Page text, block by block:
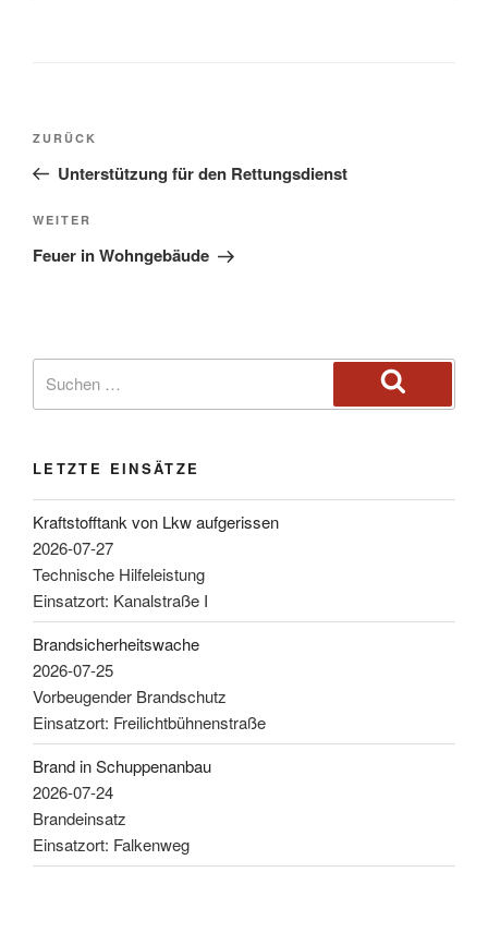
ZURÜCK
Unterstützung für den Rettungsdienst
WEITER
Feuer in Wohngebäude
LETZTE EINSÄTZE
Kraftstofftank von Lkw aufgerissen
2026-07-27
Technische Hilfeleistung
Einsatzort: Kanalstraße I
Brandsicherheitswache
2026-07-25
Vorbeugender Brandschutz
Einsatzort: Freilichtbühnenstraße
Brand in Schuppenanbau
2026-07-24
Brandeinsatz
Einsatzort: Falkenweg